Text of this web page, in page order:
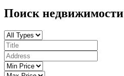
Поиск недвижимости